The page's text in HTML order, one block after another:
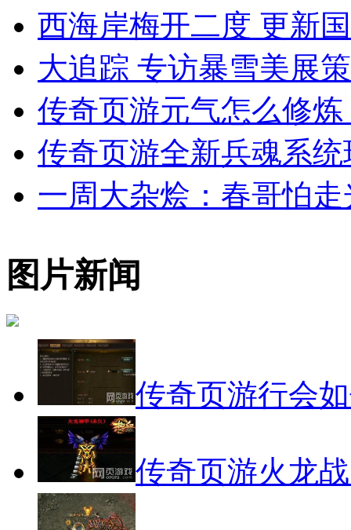
西海岸梅开二度 更新
大追踪 专访暴雪美展
传奇页游元气怎么修
传奇页游全新兵魂系
一周大杂烩：春哥怕
图片新闻
传奇页游行会
传奇页游火龙